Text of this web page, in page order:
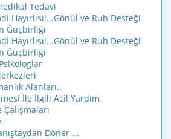
Tedavi
Hayırlısı!...Gönül ve Ruh Desteği
Ğüçbirliği
Hayırlısı!...Gönül ve Ruh Desteği
Ğüçbirliği
Alanları..
İle İlgili Acil Yardım
Döner ...